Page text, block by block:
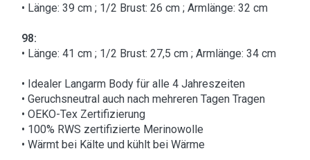
• Länge: 39 cm ; 1/2 Brust: 26 cm ; Armlänge: 32 cm
98:
• Länge: 41 cm ; 1/2 Brust: 27,5 cm ; Armlänge: 34 cm
• Idealer Langarm Body für alle 4 Jahreszeiten
• Geruchsneutral auch nach mehreren Tagen Tragen
• OEKO-Tex Zertifizierung
• 100% RWS zertifizierte Merinowolle
• Wärmt bei Kälte und kühlt bei Wärme